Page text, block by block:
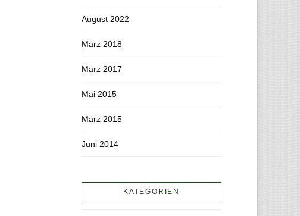
August 2022
März 2018
März 2017
Mai 2015
März 2015
Juni 2014
KATEGORIEN